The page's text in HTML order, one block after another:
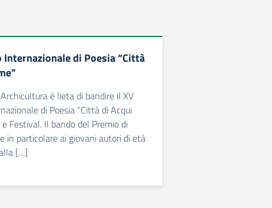
Internazionale di Poesia “Città
Archicultura è lieta di bandire il XV
di Poesia “Città di Acqui
e Festival. Il bando del Premio di
in particolare ai giovani autori di età
[…]